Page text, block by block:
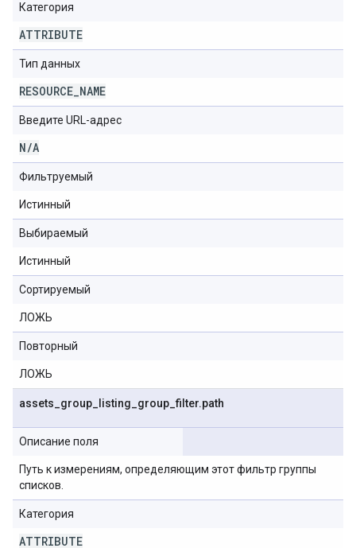
Категория
ATTRIBUTE
Тип данных
RESOURCE NAME
Введите URL-адрес
N/A
Фильтруемый
Истинный
Выбираемый
Истинный
Сортируемый
ЛОЖЬ
Повторный
ЛОЖЬ
assets group listing group _filter.path
Описание поля
Путь к измерениям, определяющим этот фильтр группы
списков.
Категория
ATTRIBUTE